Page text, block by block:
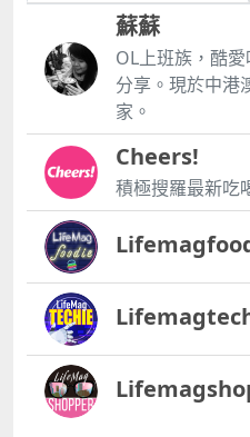
蘇蘇
OL上班族，酷
分享。現於中港
家。
Cheers!
積極搜羅最新吃